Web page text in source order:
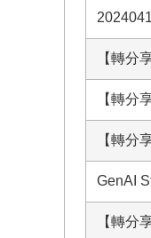
【轉分
【轉分
【轉分
GenAI
【轉分